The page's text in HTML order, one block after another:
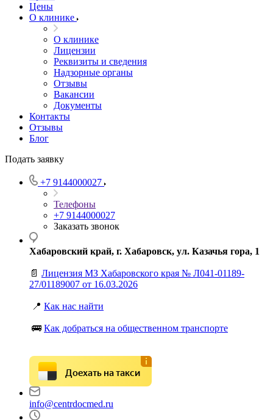
Цены
О клинике
О клинике
Лицензии
Реквизиты и сведения
Надзорные органы
Отзывы
Вакансии
Документы
Контакты
Отзывы
Блог
Подать заявку
+7 9144000027
Телефоны
+7 9144000027
Заказать звонок
Хабаровский край, г. Хабаровск, ул. Казачья гора, 1
📄 Лицензия МЗ Хабаровского края № Л041-01189-
27/01189007 от 16.03.2026
📍 Как нас найти
🚌 Как добраться на общественном транспорте
Доехать на такси
info@centrdocmed.ru